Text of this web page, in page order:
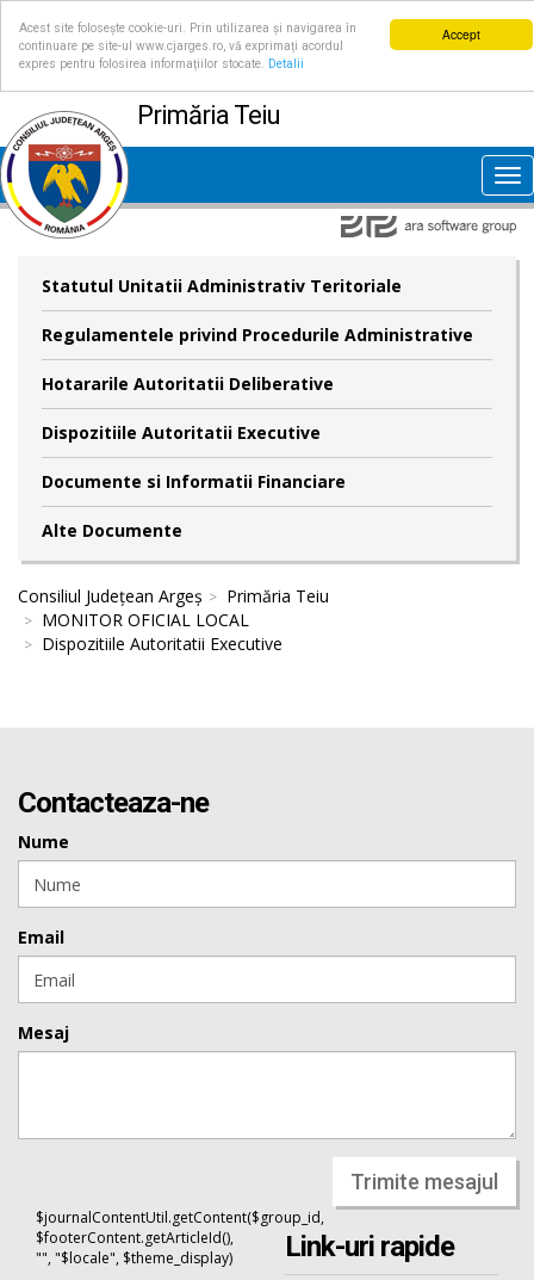
Accept
Acest site folosește cookie-uri. Prin utilizarea și navigarea în
continuare pe site-ul www.cjarges.ro, vă exprimați acordul
expres pentru folosirea informațiilor stocate.
Detalii
Primăria Teiu
Statutul Unitatii Administrativ Teritoriale
Regulamentele privind Procedurile Administrative
Hotararile Autoritatii Deliberative
Dispozitiile Autoritatii Executive
Documente si Informatii Financiare
Alte Documente
Consiliul Județean Argeș
Primăria Teiu
MONITOR OFICIAL LOCAL
Dispozitiile Autoritatii Executive
Contacteaza-ne
Nume
Email
Mesaj
Trimite mesajul
$journalContentUtil.getContent($group_id,
$footerContent.getArticleId(),
"", "$locale", $theme_display)
Link-uri rapide